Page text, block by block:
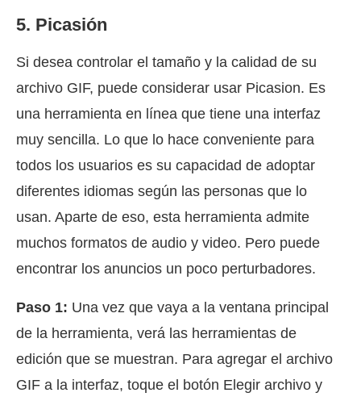
5. Picasión
Si desea controlar el tamaño y la calidad de su
archivo GIF, puede considerar usar Picasion. Es
una herramienta en línea que tiene una interfaz
muy sencilla. Lo que lo hace conveniente para
todos los usuarios es su capacidad de adoptar
diferentes idiomas según las personas que lo
usan. Aparte de eso, esta herramienta admite
muchos formatos de audio y video. Pero puede
encontrar los anuncios un poco perturbadores.
Paso 1: Una vez que vaya a la ventana principal
de la herramienta, verá las herramientas de
edición que se muestran. Para agregar el archivo
GIF a la interfaz, toque el botón Elegir archivo y